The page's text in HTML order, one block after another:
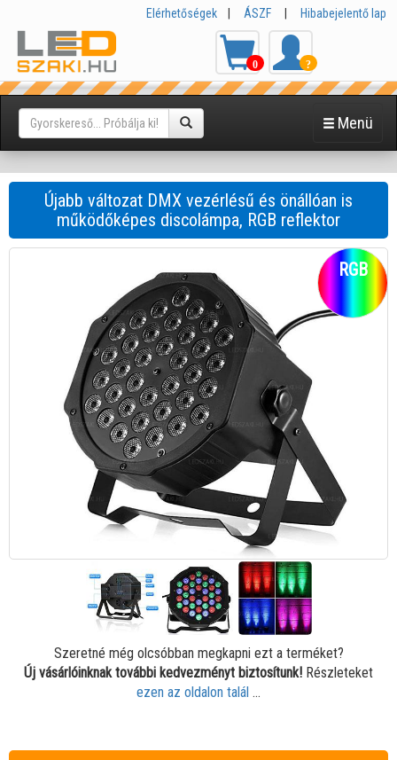
Elérhetőségek ÁSZF Hibabejelentő lap
0 ?
Menü
Újabb változat DMX vezérlésű és önállóan is
működőképes discolámpa, RGB reflektor
RGB
Szeretné még olcsóbban megkapni ezt a terméket?
Új vásárlóinknak további kedvezményt biztosítunk! Részleteket
ezen az oldalon talál ...